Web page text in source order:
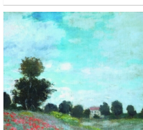
品